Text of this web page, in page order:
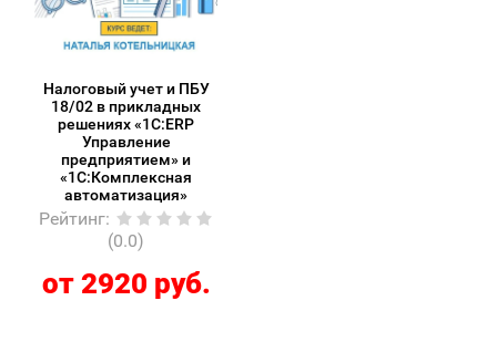
Налоговый учет и ПБУ
18/02 в прикладных
решениях «1С:ERP
Управление
предприятием» и
«1С:Комплексная
автоматизация»
Рейтинг:
(0.0)
от 2920 руб.